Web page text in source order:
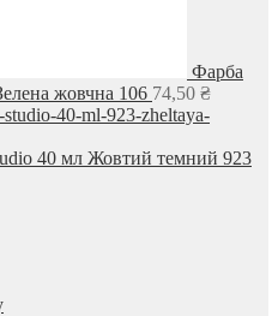
Фарба
жовчна 106 74,50 ₴
40 мл Жовтий темний 923